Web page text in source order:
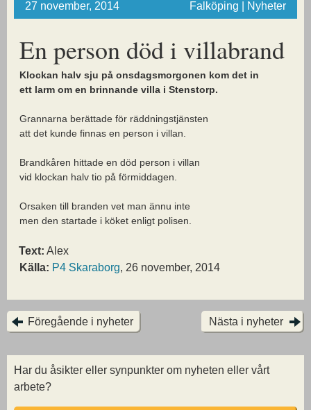
27 november, 2014 Falköping | Nyheter
En person död i villabrand
Klockan halv sju på onsdagsmorgonen kom det in
ett larm om en brinnande villa i Stenstorp.
Grannarna berättade för räddningstjänsten
att det kunde finnas en person i villan.
Brandkåren hittade en död person i villan
vid klockan halv tio på förmiddagen.
Orsaken till branden vet man ännu inte
men den startade i köket enligt polisen.
Text: Alex
Källa: P4 Skaraborg, 26 november, 2014
Föregående i nyheter Nästa i nyheter
Har du åsikter eller synpunkter om nyheten eller vårt
arbete?